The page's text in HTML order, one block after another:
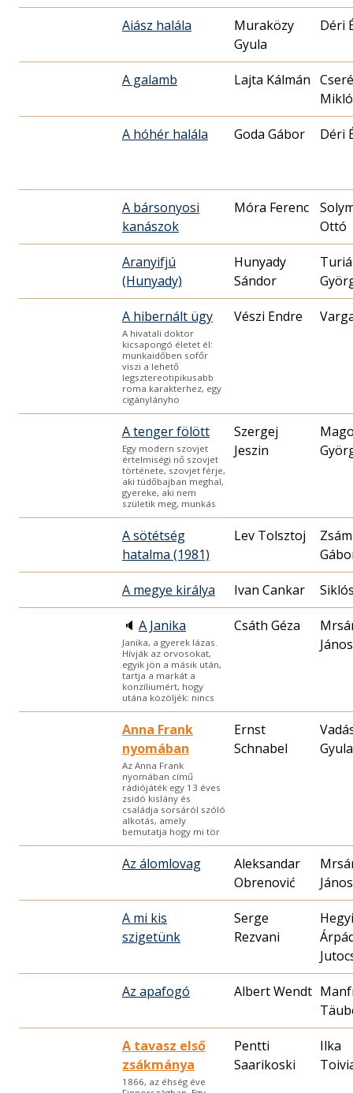
Aiász halála
Muraközy
Gyula
Déri
A galamb Lajta Kálmán
A hóhér halála Goda Gábor Déri
A bársonyosi
kanászok
Móra Ferenc
Ottó
Aranyifjú
(Hunyady)
Hunyady
Sándor
A hibernált ügy
A hivatali doktor
kicsapongó életet él:
munkaidőben sofőr
viszi a lehető
legsztereotipikusabb
roma karakterhez, egy
cigánylányho
Vészi Endre
A tenger fölött
Egy modern szovjet
értelmiségi nő szovjet
története, szovjet férje,
aki tüdőbajban meghal,
gyereke, aki nem
születik meg, munkás
Szergej
Jeszin
A sötétség
hatalma (1981)
Lev Tolsztoj
A megye királya Ivan Cankar
🔈 A Janika
Janika, a gyerek lázas.
Hívják az orvosokat,
egyik jön a másik után,
tartja a markát a
konzíliumért, hogy
utána közöljék: nincs
Csáth Géza
János
Anna Frank
nyomában
Az Anna Frank
nyomában című
rádiójáték egy 13 éves
zsidó kislány és
családja sorsáról szóló
alkotás, amely
bemutatja hogy mi tör
Ernst
Schnabel
Gyula
Az álomlovag
Aleksandar
Obrenović
János
A mi kis
szigetünk
Serge
Rezvani
Hegyi
Az apafogó Albert Wendt
A tavasz első
zsákmánya
1866, az éhség éve
Pentti
Saarikoski
Ilka